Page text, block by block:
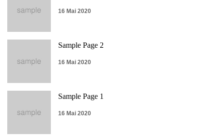
16 Mai 2020
Sample Page 2
16 Mai 2020
Sample Page 1
16 Mai 2020